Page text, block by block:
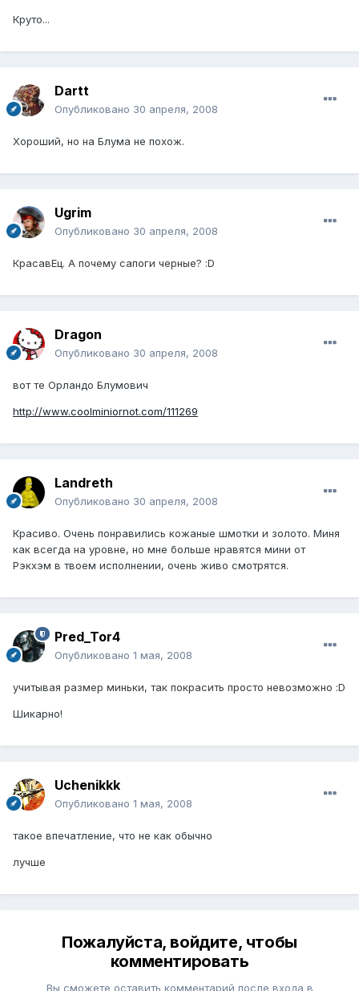
Круто...
Dartt
Опубликовано 30 апреля, 2008
Хороший, но на Блума не похож.
Ugrim
Опубликовано 30 апреля, 2008
КрасавЕц. А почему сапоги черные? :D
Dragon
Опубликовано 30 апреля, 2008
вот те Орландо Блумович
http://www.coolminiornot.com/111269
Landreth
Опубликовано 30 апреля, 2008
Красиво. Очень понравились кожаные шмотки и золото. Миня
как всегда на уровне, но мне больше нравятся мини от
Рэкхэм в твоем исполнении, очень живо смотрятся.
Pred_Tor4
Опубликовано 1 мая, 2008
учитывая размер миньки, так покрасить просто невозможно :D
Шикарно!
Uchenikkk
Опубликовано 1 мая, 2008
такое впечатление, что не как обычно
лучше
Пожалуйста, войдите, чтобы
комментировать
Вы сможете оставить комментарий после входа в